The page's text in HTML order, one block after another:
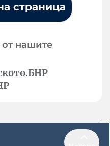
страница
нашите